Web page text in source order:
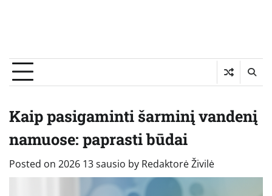
Kaip pasigaminti šarminį vandenį
namuose: paprasti būdai
Posted on 2026 13 sausio by Redaktorė Živilė